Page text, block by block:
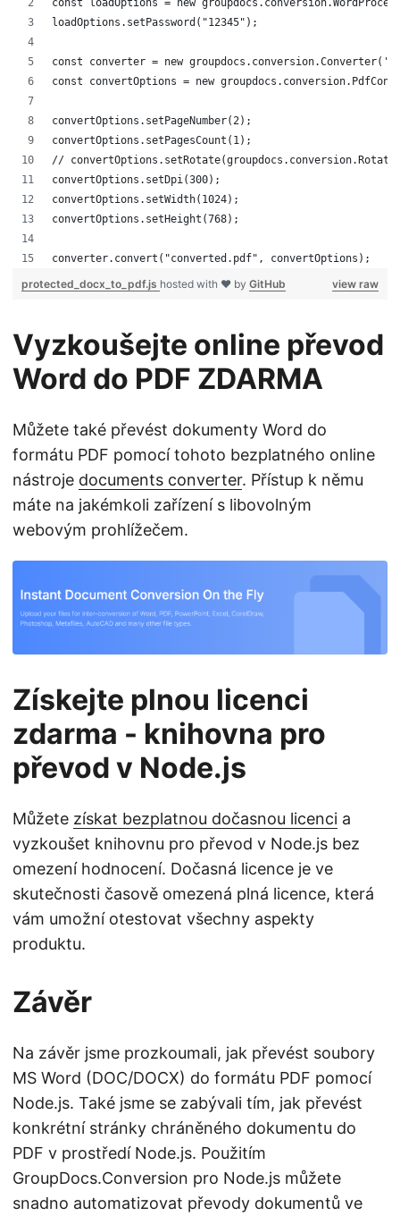
const loadOptions = new
loadOptions.setPassword("12345");
const converter = new
const convertOptions = new
convertOptions.setPageNumber(2);
convertOptions.setPagesCount(1);
//
convertOptions.setDpi(300);
convertOptions.setWidth(1024);
convertOptions.setHeight(768);
converter.convert("converted.pdf", convertOptions);
view raw
protected_docx_to_pdf.js hosted with ❤ by GitHub
Vyzkoušejte online převod
Word do PDF ZDARMA
Můžete také převést dokumenty Word do
formátu PDF pomocí tohoto bezplatného online
nástroje documents converter. Přístup k němu
máte na jakémkoli zařízení s libovolným
webovým prohlížečem.
Získejte plnou licenci
zdarma - knihovna pro
převod v Node.js
Můžete získat bezplatnou dočasnou licenci a
vyzkoušet knihovnu pro převod v Node.js bez
omezení hodnocení. Dočasná licence je ve
skutečnosti časově omezená plná licence, která
vám umožní otestovat všechny aspekty
produktu.
Závěr
Na závěr jsme prozkoumali, jak převést soubory
MS Word (DOC/DOCX) do formátu PDF pomocí
Node.js. Také jsme se zabývali tím, jak převést
konkrétní stránky chráněného dokumentu do
PDF v prostředí Node.js. Použitím
GroupDocs.Conversion pro Node.js můžete
snadno automatizovat převody dokumentů ve